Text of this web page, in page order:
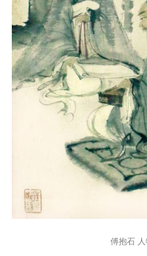
傅抱石 人